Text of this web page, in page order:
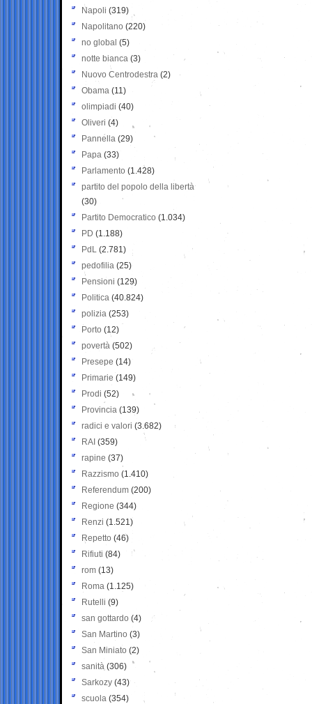
Napoli (319)
Napolitano (220)
no global (5)
notte bianca (3)
Nuovo Centrodestra (2)
Obama (11)
olimpiadi (40)
Oliveri (4)
Pannella (29)
Papa (33)
Parlamento (1.428)
partito del popolo della libertà
(30)
Partito Democratico (1.034)
PD (1.188)
PdL (2.781)
pedofilia (25)
Pensioni (129)
Politica (40.824)
polizia (253)
Porto (12)
povertà (502)
Presepe (14)
Primarie (149)
Prodi (52)
Provincia (139)
radici e valori (3.682)
RAI (359)
rapine (37)
Razzismo (1.410)
Referendum (200)
Regione (344)
Renzi (1.521)
Repetto (46)
Rifiuti (84)
rom (13)
Roma (1.125)
Rutelli (9)
san gottardo (4)
San Martino (3)
San Miniato (2)
sanità (306)
Sarkozy (43)
scuola (354)